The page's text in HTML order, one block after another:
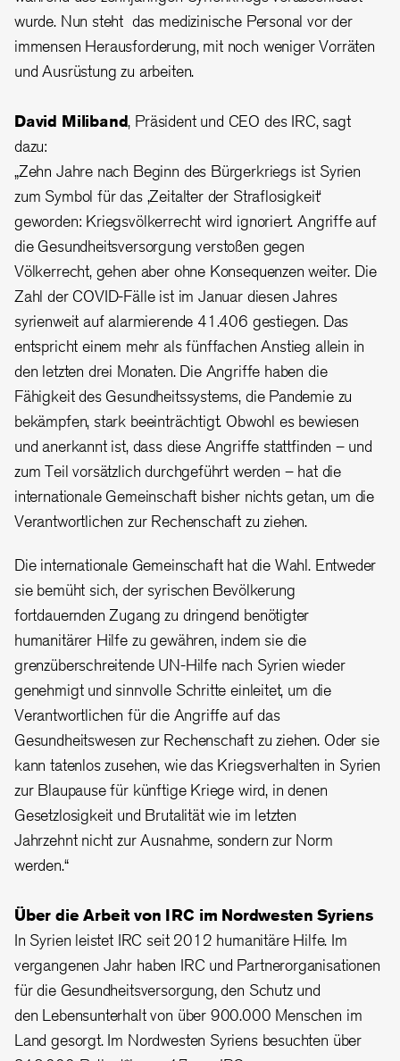
wurde. Nun steht das medizinische Personal vor der
immensen Herausforderung, mit noch weniger Vorräten
und Ausrüstung zu arbeiten.
David Miliband, Präsident und CEO des IRC, sagt
dazu:
„Zehn Jahre nach Beginn des Bürgerkriegs ist Syrien
zum Symbol für das ‚Zeitalter der Straflosigkeit‘
geworden: Kriegsvölkerrecht wird ignoriert. Angriffe auf
die Gesundheitsversorgung verstoßen gegen
Völkerrecht, gehen aber ohne Konsequenzen weiter. Die
Zahl der COVID-Fälle ist im Januar diesen Jahres
syrienweit auf alarmierende 41.406 gestiegen. Das
entspricht einem mehr als fünffachen Anstieg allein in
den letzten drei Monaten. Die Angriffe haben die
Fähigkeit des Gesundheitssystems, die Pandemie zu
bekämpfen, stark beeinträchtigt. Obwohl es bewiesen
und anerkannt ist, dass diese Angriffe stattfinden – und
zum Teil vorsätzlich durchgeführt werden – hat die
internationale Gemeinschaft bisher nichts getan, um die
Verantwortlichen zur Rechenschaft zu ziehen.
Die internationale Gemeinschaft hat die Wahl. Entweder
sie bemüht sich, der syrischen Bevölkerung
fortdauernden Zugang zu dringend benötigter
humanitärer Hilfe zu gewähren, indem sie die
grenzüberschreitende UN-Hilfe nach Syrien wieder
genehmigt und sinnvolle Schritte einleitet, um die
Verantwortlichen für die Angriffe auf das
Gesundheitswesen zur Rechenschaft zu ziehen. Oder sie
kann tatenlos zusehen, wie das Kriegsverhalten in Syrien
zur Blaupause für künftige Kriege wird, in denen
Gesetzlosigkeit und Brutalität wie im letzten
Jahrzehnt nicht zur Ausnahme, sondern zur Norm
werden.“
Über die Arbeit von IRC im Nordwesten Syriens
In Syrien leistet IRC seit 2012 humanitäre Hilfe. Im
vergangenen Jahr haben IRC und Partnerorganisationen
für die Gesundheitsversorgung, den Schutz und
den Lebensunterhalt von über 900.000 Menschen im
Land gesorgt. Im Nordwesten Syriens besuchten über